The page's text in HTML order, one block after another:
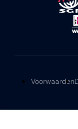
Voorwaarden